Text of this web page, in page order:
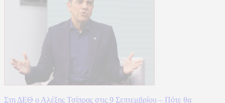
Στη ΔΕΘ ο Αλέξης Τσίπρας στις 9 Σεπτεμβρίου – Πότε θα